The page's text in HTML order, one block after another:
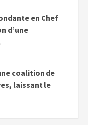
en Chef
d’une
coalition de
laissant le